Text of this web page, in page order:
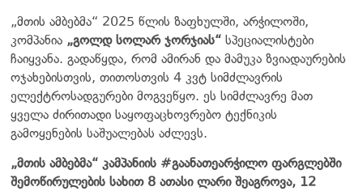
„მთის ამბებმა“ 2025 წლის ზაფხულში, არჭილოში,
კომპანია „გოლდ სოლარ ჯორჯიას“ სპეციალისტები
ჩაიყვანა. გადაწყდა, რომ ამირან და მამუკა ზვიადაურების
ოჯახებისთვის, თითოსთვის 4 კვტ სიმძლავრის
ელექტროსადგურები მოგვეწყო. ეს სიმძლავრე მათ
ყველა ძირითადი საყოფაცხოვრებო ტექნიკის
გამოყენების საშუალებას აძლევს.
„მთის ამბებმა“ კამპანიის #გაანათეარჭილო ფარგლებში
შემოწირულების სახით 8 ათასი ლარი შეაგროვა, 12